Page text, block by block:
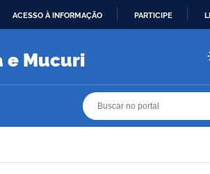
ACESSO À INFORMAÇÃO PARTICIPE
e Mucuri